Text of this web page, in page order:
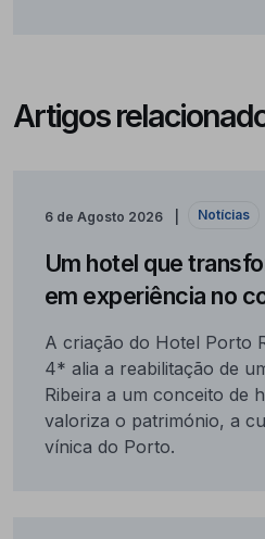
Artigos
6 de Agosto 2026 Notícias
Um hotel que
em experiência no
A criação do Hotel Porto
4* alia a reabilitação de
Ribeira a um conceito de
valoriza o património, a
vínica do Porto.